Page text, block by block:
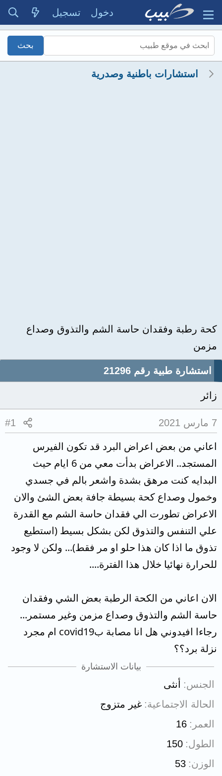
دخول تسجيل
استشارات باطنية وصدرية
كحة رطبة وفقدان حاسة الشم والتذوق وصداع
مزمن
استشارة طبية رقم 21296
زائر
7 مارس 2021 #1
اعاني من بعض اعراض البرد قد تكون الفيرس
المستجد.. الاعراض بدأت معي من 6 ايام حيث
البدايه كنت مرهق بشدة واشعر بالم في جسدي
وخمول وصداع كحة بسيطة جافة بعض الشئ والان
الاعراض تطورت الي فقدان حاسة الشم مع القدرة
علي التنفس والتذوق لكن بشكل بسيط (استطيع
تذوق ما اذا كان هذا حلو او مر فقط)... ولكن لا وجود
للحرارة نهائيا خلال هذا الفترة....
الان اعاني من الكحة الرطبة بعض الشي وفقدان
حاسة الشم والتذوق وصداع مزمن وغير مستمر...
رجاءا افيدوني هل انا مصابة بcovid19 ام مجرد
نزلة برد؟؟
بيانات الاستشارة
الجنس
أنثى
الحالة الاجتماعية غير متزوج
العمر
16
الطول 150
الوزن 53